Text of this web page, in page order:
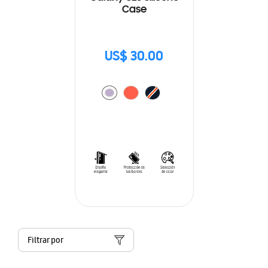
Case
US$ 30.00
Filtrar por